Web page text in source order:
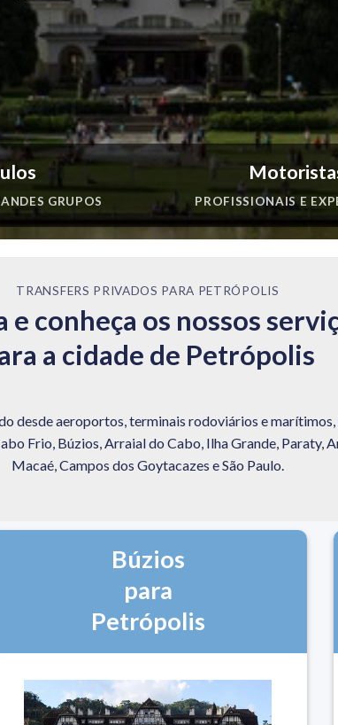
GRUPOS PROFISSIONAIS E
TRANSFERS PRIVADOS PARA PETRÓPOLIS
e conheça os nossos
a cidade de Petrópolis
desde aeroportos, terminais rodoviários e marítimos,
Frio, Búzios, Arraial do Cabo, Ilha Grande, Paraty,
Macaé, Campos dos Goytacazes e São Paulo.
Búzios
para
Petrópolis